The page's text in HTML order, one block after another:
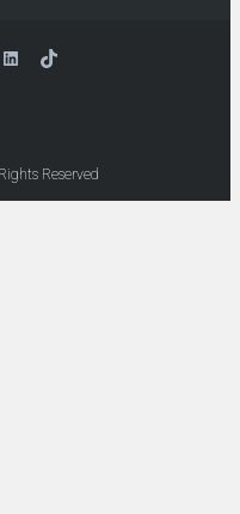
LinkedIn TikTok
Reserved